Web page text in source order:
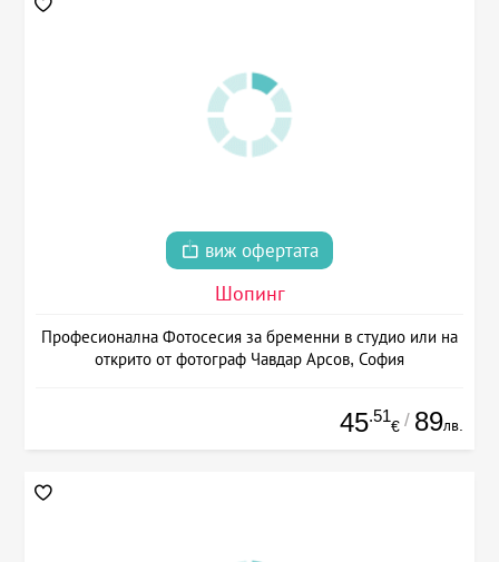
виж офертата
Шопинг
Професионална Фотосесия за бременни в студио или на
открито от фотограф Чавдар Арсов, София
45.51
€ / 89лв.